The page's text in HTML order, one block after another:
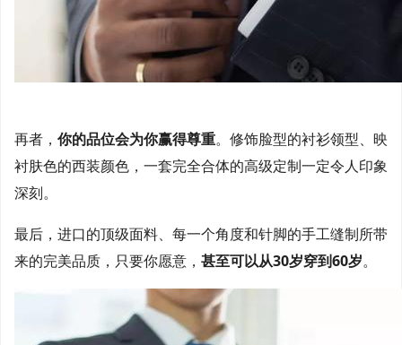
再者， 你的品位会为你赢得尊重。修饰脸型的衬衫领型、映
衬肤色的西装颜色，一套完全合体的高级定制一定令人印象
深刻。
最后，进口的顶级面料、每一个角度和针脚的手工缝制所带
来的完美品质，只要你愿意， 甚至可以从30岁穿到60岁。